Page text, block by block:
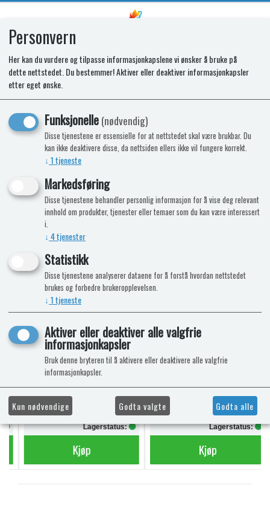
Kunne ikke finne produktet
Forside
NÅ KAN DU OGSÅ FÅ TOALETTKJEMI
AQUA SOFT TOALETTPAPIR
6 RULLER
Mega Value Pack
kr 69,-
kr 74,-
Lagerstatus:
Kjøp
DOSERINGER
Lagerstatus:
Kjøp
Personvern
Her kan du vurdere og tilpasse informasjonkapslene vi ønsker å bruke på
dette nettstedet. Du bestemmer! Aktiver eller deaktiver informasjonkapsler
etter eget ønske.
Funksjonelle(nødvendig)
Disse tjenestene er essensielle for at nettstedet skal være brukbar. Du
kan ikke deaktivere disse, da nettsiden ellers ikke vil fungere korrekt.
↓ 1tjeneste
Markedsføring
Disse tjenestene behandler personlig informasjon for å vise deg relevant
innhold om produkter, tjenester eller temaer som du kan være interessert
i.
↓ 4tjenester
Statistikk
Disse tjenestene analyserer dataene for å forstå hvordan nettstedet
brukes og forbedre brukeropplevelsen.
↓ 1tjeneste
Aktiver eller deaktiver alle valgfrie
informasjonkapsler
Bruk denne bryteren til å aktivere eller deaktivere alle valgfrie
informasjonkapsler.
Kun nødvendige Godta valgte Godta alle